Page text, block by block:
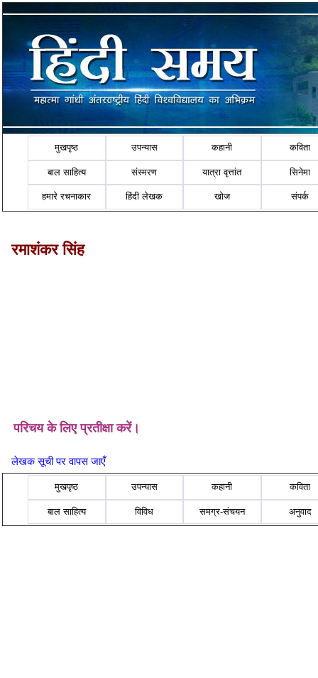
मुखपृष्ठ उपन्यास कहानी कविता
बाल साहित्य संस्मरण यात्रा वृत्तांत सिनेमा
हमारे रचनाकार हिंदी लेखक खोज संपर्क
रमाशंकर सिंह
परिचय के लिए प्रतीक्षा करें।
लेखक सूची पर वापस जाएँ
मुखपृष्ठ उपन्यास कहानी कविता
बाल साहित्य विविध समग्र-संचयन अनुवाद